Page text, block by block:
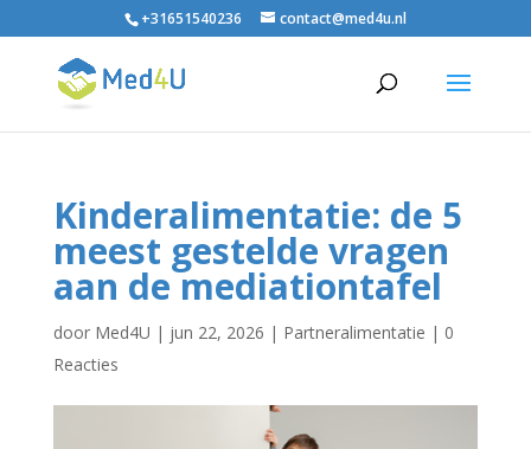
+31651540236 contact@med4u.nl
Kinderalimentatie: de 5
meest gestelde vragen
aan de mediationtafel
door Med4U | jun 22, 2026 | Partneralimentatie | 0
Reacties